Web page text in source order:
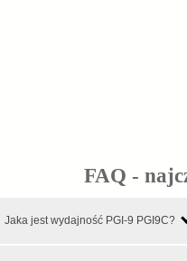
FAQ -
Jaka jest wydajność PGI-9 PGI9C?